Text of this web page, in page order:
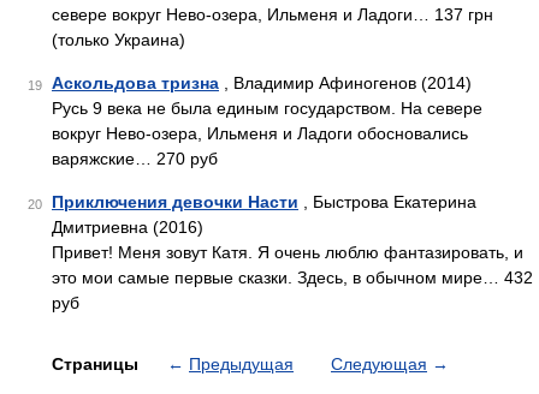
севере вокруг Нево-озера, Ильменя и Ладоги… 137 грн
(только Украина)
19 Аскольдова тризна , Владимир Афиногенов (2014)
Русь 9 века не была единым государством. На севере
вокруг Нево-озера, Ильменя и Ладоги обосновались
варяжские… 270 руб
20 Приключения девочки Насти , Быстрова Екатерина
Дмитриевна (2016)
Привет! Меня зовут Катя. Я очень люблю фантазировать, и
это мои самые первые сказки. Здесь, в обычном мире… 432
руб
Страницы ← Предыдущая Следующая →